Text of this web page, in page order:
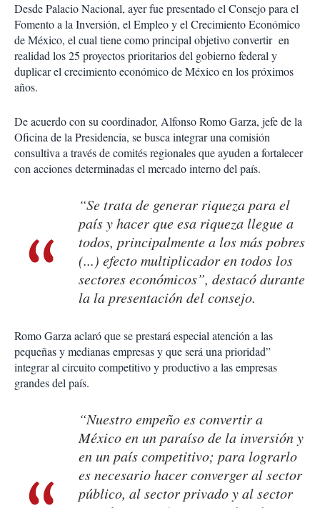
Desde Palacio Nacional, ayer fue presentado el Consejo para el
Fomento a la Inversión, el Empleo y el Crecimiento Económico
de México, el cual tiene como principal objetivo convertir en
realidad los 25 proyectos prioritarios del gobierno federal y
duplicar el crecimiento económico de México en los próximos
años.
De acuerdo con su coordinador, Alfonso Romo Garza, jefe de la
Oficina de la Presidencia, se busca integrar una comisión
consultiva a través de comités regionales que ayuden a fortalecer
con acciones determinadas el mercado interno del país.
“Se trata de generar riqueza para el
país y hacer que esa riqueza llegue a
todos, principalmente a los más pobres
(...) efecto multiplicador en todos los
sectores económicos”, destacó durante
la la presentación del consejo.
Romo Garza aclaró que se prestará especial atención a las
pequeñas y medianas empresas y que será una prioridad”
integrar al circuito competitivo y productivo a las empresas
grandes del país.
“Nuestro empeño es convertir a
México en un paraíso de la inversión y
en un país competitivo; para lograrlo
es necesario hacer converger al sector
público, al sector privado y al sector